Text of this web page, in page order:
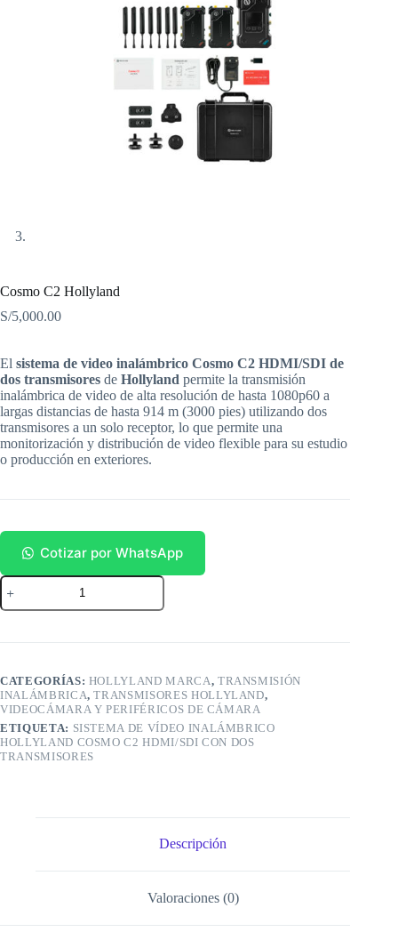
Cosmo C2 Hollyland
S/5,000.00
El sistema de video inalámbrico Cosmo C2 HDMI/SDI de
dos transmisores de Hollyland permite la transmisión
inalámbrica de video de alta resolución de hasta 1080p60 a
largas distancias de hasta 914 m (3000 pies) utilizando dos
transmisores a un solo receptor, lo que permite una
monitorización y distribución de video flexible para su estudio
o producción en exteriores.
Cotizar por WhatsApp
Cosmo
C2
Hollyland
CATEGORÍAS: HOLLYLAND MARCA, TRANSMISIÓN
INALÁMBRICA,TRANSMISORES HOLLYLAND,
VIDEOCÁMARA Y PERIFÉRICOS DE CÁMARA
ETIQUETA: SISTEMA DE VÍDEO INALÁMBRICO
HOLLYLAND COSMO C2 HDMI/SDI CON DOS
TRANSMISORES
Descripción
Valoraciones (0)